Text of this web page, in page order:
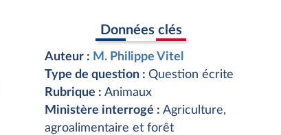
Données clés
Auteur : M. Philippe Vitel
Type de question : Question écrite
Rubrique : Animaux
Ministère interrogé : Agriculture,
agroalimentaire et forêt